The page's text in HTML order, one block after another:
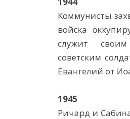
Коммунисты
войска
служит
советским
Евангелий от
1945
Ричард и